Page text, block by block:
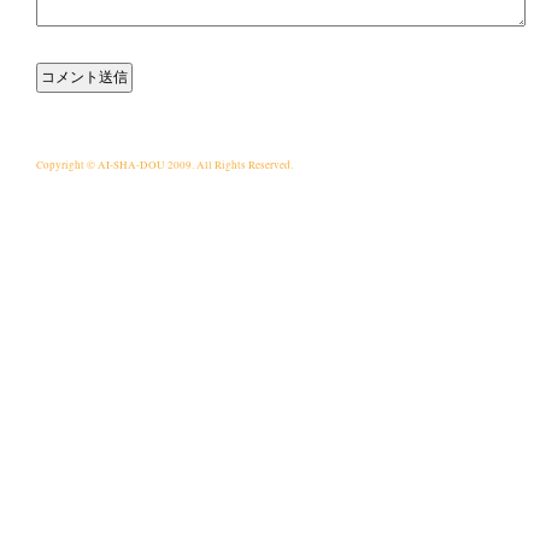
Copyright © AI-SHA-DOU 2009. All Rights Reserved.